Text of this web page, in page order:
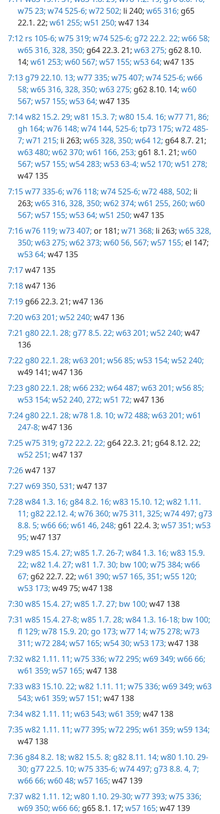
w75 23; w74 525-6; w72 502; li 240; w65 316; g65
22.1. 22; w61 255; w51 250; w47 134
7:12 rs 105-6; w75 319; w74 525-6; g72 22.2. 22; w66 58;
w65 316, 328, 350; g64 22.3. 21; w63 275; g62 8.10.
14; w61 253; w60 567; w57 155; w53 64; w47 135
7:13 g79 22.10. 13; w77 335; w75 407; w74 525-6; w66
58; w65 316, 328, 350; w63 275; g62 8.10. 14; w60
567; w57 155; w53 64; w47 135
7:14w82 15.2. 29; w81 15.3. 7; w80 15.4. 16; w77 71, 86;
gh 164; w76 148; w74 144, 525-6; tp73 175; w72 485-
7; w71 215; li 263; w65 328, 350; w64 12; g64 8.7. 21;
w63 480; w62 370; w61 166, 253; g61 8.1. 21; w60
567; w57 155; w54 283; w53 63-4; w52 170; w51 278;
w47 135
7:15w77 335-6; w76 118; w74 525-6; w72 488, 502; li
263; w65 316, 328, 350; w62 374; w61 255, 260; w60
567; w57 155; w53 64; w51 250; w47 135
7:16w76 119; w73 407; or 181; w71 368; li 263; w65 328,
350; w63 275; w62 373; w60 56, 567; w57 155; el 147;
w53 64; w47 135
7:17w47 135
7:18w47 136
7:19 g66 22.3. 21; w47 136
7:20w63 201; w52 240; w47 136
7:21 g80 22.1. 28; g77 8.5. 22; w63 201; w52 240; w47
136
7:22 g80 22.1. 28; w63 201; w56 85; w53 154; w52 240;
w49 141; w47 136
7:23 g80 22.1. 28; w66 232; w64 487; w63 201; w56 85;
w53 154; w52 240, 272; w51 72; w47 136
7:24 g80 22.1. 28; w78 1.8. 10; w72 488; w63 201; w61
247-8; w47 136
7:25w75 319; g72 22.2. 22; g64 22.3. 21; g64 8.12. 22;
w52 251; w47 137
7:26w47 137
7:27w69 350, 531; w47 137
7:28w84 1.3. 16; g84 8.2. 16; w83 15.10. 12; w82 1.11.
11; g82 22.12. 4; w76 360; w75 311, 325; w74 497; g73
8.8. 5; w66 66; w61 46, 248; g61 22.4. 3; w57 351; w53
95; w47 137
7:29w85 15.4. 27; w85 1.7. 26-7; w84 1.3. 16; w83 15.9.
22; w82 1.4. 27; w81 1.7. 30; bw 100; w75 384; w66
67; g62 22.7. 22; w61 390; w57 165, 351; w55 120;
w53 173; w49 75; w47 138
7:30w85 15.4. 27; w85 1.7. 27; bw 100; w47 138
7:31 w85 15.4. 27-8; w85 1.7. 28; w84 1.3. 16-18; bw 100;
fl 129; w78 15.9. 20; go 173; w77 14; w75 278; w73
311; w72 284; w57 165; w54 30; w53 173; w47 138
7:32w82 1.11. 11; w75 336; w72 295; w69 349; w66 66;
w61 359; w57 165; w47 138
7:33w83 15.10. 22; w82 1.11. 11; w75 336; w69 349; w63
543; w61 359; w57 151; w47 138
7:34w82 1.11. 11; w63 543; w61 359; w47 138
7:35w82 1.11. 11; w77 395; w72 295; w61 359; w59 134;
w47 138
7:36 g84 8.2. 18; w82 15.5. 8; g82 8.11. 14; w80 1.10. 29-
30; g77 22.5. 10; w75 335-6; w74 497; g73 8.8. 4, 7;
w66 66; w60 48; w57 165; w47 139
7:37w82 1.11. 12; w80 1.10. 29-30; w77 393; w75 336;
w69 350; w66 66; g65 8.1. 17; w57 165; w47 139